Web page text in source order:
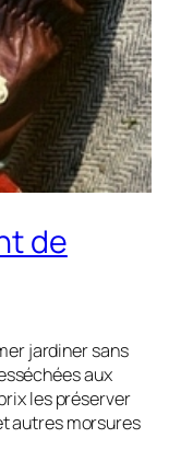
de
jardiner sans
aux
les préserver
autres morsures